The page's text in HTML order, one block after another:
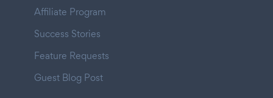
Affiliate Program
Success Stories
Feature Requests
Guest Blog Post